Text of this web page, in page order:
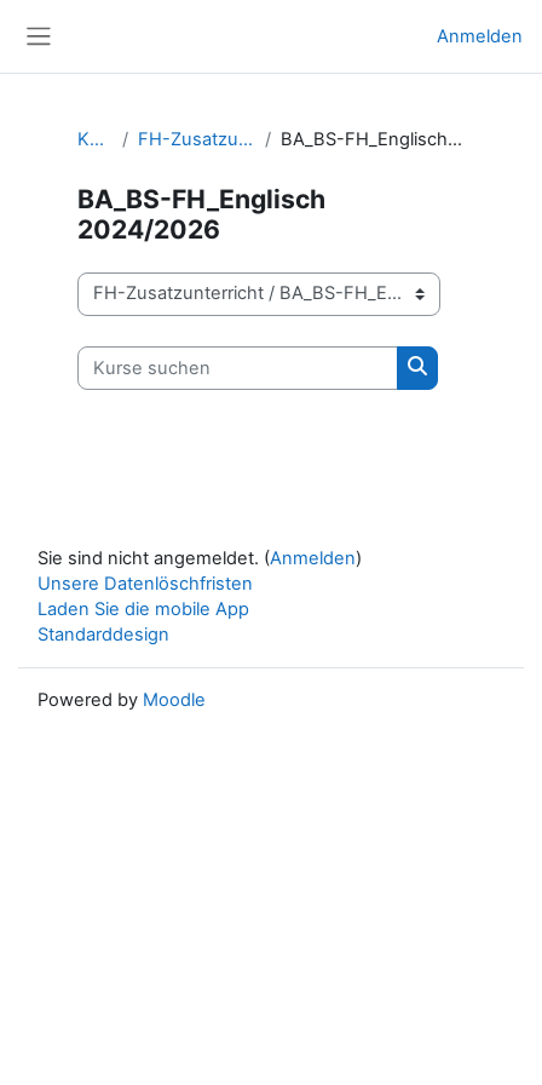
Anmelden
Kurse FH-Zusatzunterricht BA_BS-FH_Englisch 2024/2026
BA_BS-FH_Englisch
2024/2026
Kursbereiche
Kurse suchen
Kurse suchen
Sie sind nicht angemeldet. (Anmelden)
Unsere Datenlöschfristen
Laden Sie die mobile App
Standarddesign
Powered by Moodle